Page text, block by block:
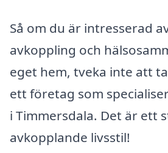
Så om du är intresserad
avkoppling och
eget hem, tveka inte att
ett företag som
i Timmersdala. Det är ett
avkopplande livsstil!